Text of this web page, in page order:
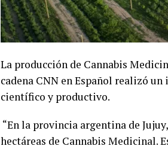
La producción de Cannabis
cadena CNN en Español realizó
científico y productivo.
“En la provincia argentina de
hectáreas de Cannabis Medicinal.